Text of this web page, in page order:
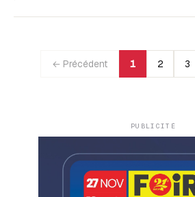
← Précédent 1 2 3
PUBLICITÉ